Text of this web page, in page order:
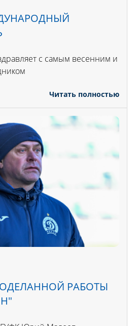
с самым весенним и
Читать полностью
РАБОТЫ